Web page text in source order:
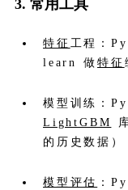
3. 常用工具
特征 工程：
learn 做 特征
模型训练：
LightGBM
的历史数据）
模型评估 ：